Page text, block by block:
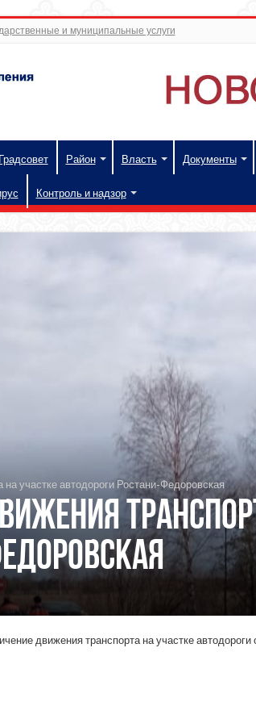
и муниципальные услуги
Градсовет Район Власть Документы
Контроль и надзор
участке автодороги Ростани-Федоровская
движения транспорта на участке